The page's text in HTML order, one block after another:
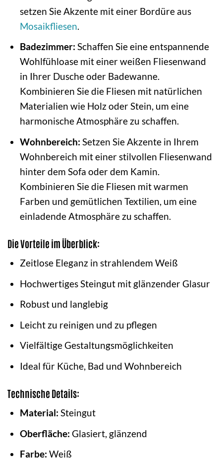
setzen Sie Akzente mit einer Bordüre aus
Mosaikfliesen
Badezimmer: Schaffen Sie eine entspannende
Wohlfühloase mit einer weißen Fliesenwand
in Ihrer Dusche oder Badewanne.
Kombinieren Sie die Fliesen mit natürlichen
Materialien wie Holz oder Stein, um eine
harmonische Atmosphäre zu schaffen.
Wohnbereich: Setzen Sie Akzente in Ihrem
Wohnbereich mit einer stilvollen Fliesenwand
hinter dem Sofa oder dem Kamin.
Kombinieren Sie die Fliesen mit warmen
Farben und gemütlichen Textilien, um eine
einladende Atmosphäre zu schaffen.
Die Vorteile im Überblick:
Zeitlose Eleganz in strahlendem Weiß
Hochwertiges Steingut mit glänzender Glasur
Robust und langlebig
Leicht zu reinigen und zu pflegen
Vielfältige Gestaltungsmöglichkeiten
Ideal für Küche, Bad und Wohnbereich
Technische Details:
Material: Steingut
Oberfläche: Glasiert, glänzend
Farbe: Weiß